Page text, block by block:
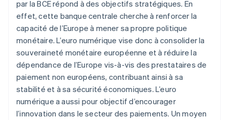
par la BCE répond à des objectifs stratégiques. En
effet, cette banque centrale cherche à renforcer la
capacité de l’Europe à mener sa propre politique
monétaire. L’euro numérique vise donc à consolider la
souveraineté monétaire européenne et à réduire la
dépendance de l’Europe vis-à-vis des prestataires de
paiement non européens, contribuant ainsi à sa
stabilité et à sa sécurité économiques. L’euro
numérique a aussi pour objectif d’encourager
l’innovation dans le secteur des paiements. Un moyen